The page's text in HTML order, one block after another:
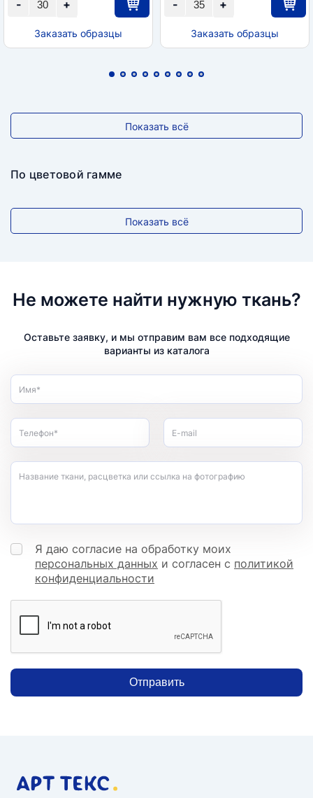
+
-
Заказать образцы
+
-
Заказать образцы
Показать всё
По цветовой гамме
Показать всё
Не можете найти нужную ткань?
Оставьте заявку, и мы отправим вам все подходящие
варианты из каталога
Имя*
Телефон* E-mail
Название ткани, расцветка или ссылка на фотографию
Я даю согласие на обработку моих
персональных данных и согласен с политикой
конфиденциальности
Отправить